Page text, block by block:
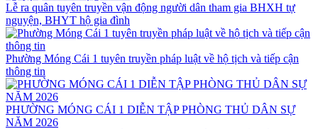
Lễ ra quân tuyên truyền vận động người dân tham gia BHXH tự
nguyện, BHYT hộ gia đình
Phường Móng Cái 1 tuyên truyền pháp luật về hộ tịch và tiếp cận
thông tin
PHƯỜNG MÓNG CÁI 1 DIỄN TẬP PHÒNG THỦ DÂN SỰ
NĂM 2026